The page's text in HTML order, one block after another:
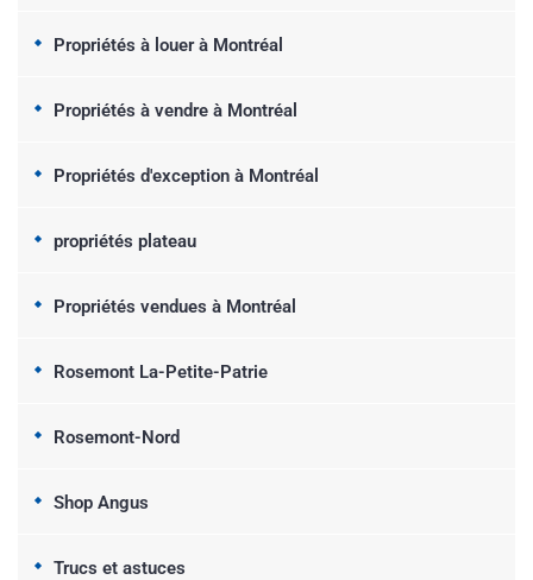
Propriétés à louer à Montréal
Propriétés à vendre à Montréal
Propriétés d'exception à Montréal
propriétés plateau
Propriétés vendues à Montréal
Rosemont La-Petite-Patrie
Rosemont-Nord
Shop Angus
Trucs et astuces